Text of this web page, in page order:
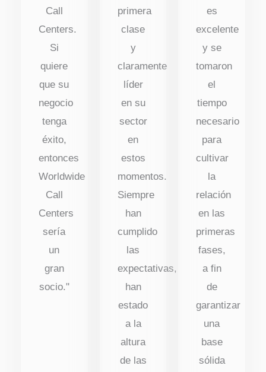
Call
Centers.
Si
quiere
que su
negocio
tenga
éxito,
entonces
Worldwide
Call
Centers
sería
un
gran
socio."
primera
clase
y
claramente
líder
en su
sector
en
estos
momentos.
Siempre
han
cumplido
las
expectativas,
han
estado
a la
altura
de las
es
excelente
y se
tomaron
el
tiempo
necesario
para
cultivar
la
relación
en las
primeras
fases,
a fin
de
garantizar
una
base
sólida